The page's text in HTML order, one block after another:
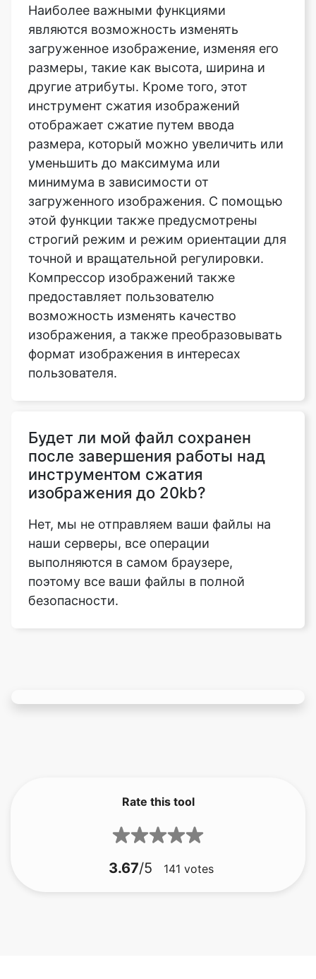
размеры, такие как высота, ширина и
другие атрибуты. Кроме того, этот
инструмент сжатия изображений
отображает сжатие путем ввода
размера, который можно увеличить или
уменьшить до максимума или
минимума в зависимости от
загруженного изображения. С помощью
этой функции также предусмотрены
строгий режим и режим ориентации для
точной и вращательной регулировки.
Компрессор изображений также
предоставляет пользователю
возможность изменять качество
изображения, а также преобразовывать
формат изображения в интересах
пользователя.
Будет ли мой файл сохранен
изображения до 20kb?
Нет, мы не отправляем ваши файлы на
наши серверы, все операции
выполняются в самом браузере,
поэтому все ваши файлы в полной
безопасности.
3.67/5